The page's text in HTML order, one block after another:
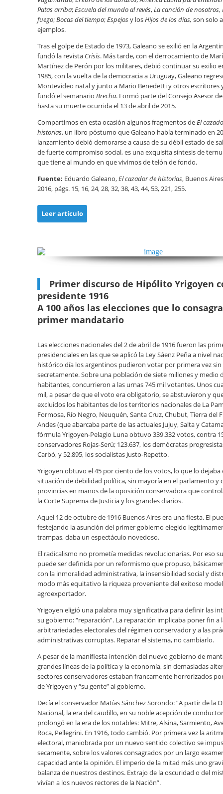
Patas arriba;Escuela del mundo al revés,La canción de nosotros,
fuego;Bocas del tiempo;Espejosy losHijos de los días, son solo
ejemplos.
Tras el golpe de Estado de 1973, Galeano se exilió en la
fundó la revista Crisis. Más tarde, con el derrocamiento de
Martínez de Perón por los militares, debió continuar su exilio
1985, con la vuelta de la democracia a Uruguay, Galeano
Montevideo natal y junto a Mario Benedetti y otros escritores
fundó el semanario Brecha. Formó parte del Consejo Asesor
hasta su muerte ocurrida el 13 de abril de 2015.
Compartimos en esta ocasión algunos fragmentos deEl
historias, un libro póstumo que Galeano había terminado en
lanzamiento debió demorarse a causa de su débil estado de
de fuerte compromiso social, es una exquisita síntesis de
que tiene al mundo en que vivimos de telón de fondo.
Fuente: Eduardo Galeano,El cazador de historias, Buenos
2016, págs. 15, 16, 24, 28, 32, 38, 43, 44, 53, 221, 255.
Leer artículo
Primer discurso de Hipólito Yrigoyen
presidente 1916
A 100 años las elecciones que lo
primer mandatario
Las elecciones nacionales del 2 de abril de 1916 fueron las
presidenciales en las que se aplicó la Ley Sáenz Peña a nivel
histórico día los argentinos pudieron votar por primera vez
secretamente. Sobre una población de siete millones y medio
habitantes, concurrieron a las urnas 745 mil votantes. Unos
mil, a pesar de que el voto era obligatorio, se abstuvieron y
excluidos los habitantes de los territorios nacionales de La
Formosa, Río Negro, Neuquén, Santa Cruz, Chubut, Tierra del
Andes (que abarcaba parte de las actuales Jujuy, Salta y
fórmula Yrigoyen-Pelagio Luna obtuvo 339.332 votos, contra
conservadores Rojas-Serú; 123.637, los demócratas
Carbó, y 52.895, los socialistas Justo-Repetto.
Yrigoyen obtuvo el 45 por ciento de los votos, lo que lo dejaba
situación de debilidad política, sin mayoría en el parlamento y
provincias en manos de la oposición conservadora que
la Corte Suprema de Justicia y los grandes diarios.
Aquel 12 de octubre de 1916 Buenos Aires era una fiesta. El
festejando la asunción del primer gobierno elegido
trampas, daba un espectáculo novedoso.
El radicalismo no prometía medidas revolucionarias. Por eso
puede ser definida por un reformismo que propuso,
con la inmoralidad administrativa, la insensibilidad social y
modo más equitativo la riqueza proveniente del exitoso
agroexportador.
Yrigoyen eligió una palabra muy significativa para definir las
su gobierno: “reparación”. La reparación implicaba poner fin a
arbitrariedades electorales del régimen conservador y a las
administrativas corruptas. Reparar el sistema, no cambiarlo.
A pesar de la manifiesta intención del nuevo gobierno de
grandes líneas de la política y la economía, sin demasiadas
sectores conservadores estaban francamente horrorizados
de Yrigoyen y “su gente” al gobierno.
Decía el conservador Matías Sánchez Sorondo: “A partir de la
Nacional, la era del caudillo, en su noble acepción de
prolongó en la era de los notables: Mitre, Alsina, Sarmiento,
Roca, Pellegrini. En 1916, todo cambió. Por primera vez la
electoral, maniobrada por un nuevo sentido colectivo se
secamente, sobre los valores consagrados por un largo
capacidad ante la opinión. El imperio de la mitad más uno
balanza de nuestros destinos. Extrajo de la oscuridad o del
vivían a los nuevos rectores de la Nación”.